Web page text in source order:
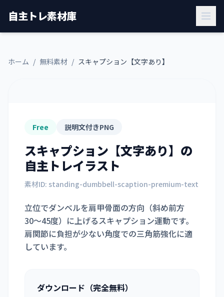
自主トレ素材庫
ホーム / 無料素材 / スキャプション【文字あり】
Free 説明文付きPNG
スキャプション【文字あり】 の
自主トレイラスト
素材ID: standing-dumbbell-scaption-premium-text
立位でダンベルを肩甲骨面の方向（斜め前方
30〜45度）に上げるスキャプション運動です。
肩関節に負担が少ない角度での三角筋強化に適
しています。
ダウンロード（完全無料）